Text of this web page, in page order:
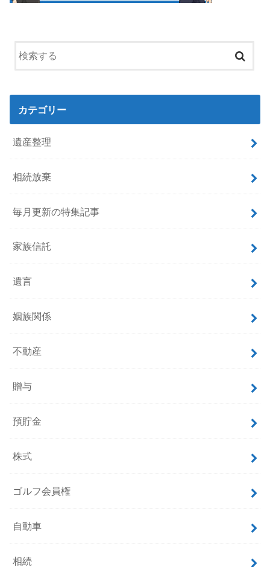
カテゴリー
遺産整理
相続放棄
毎月更新の特集記事
家族信託
遺言
姻族関係
不動産
贈与
預貯金
株式
ゴルフ会員権
自動車
相続